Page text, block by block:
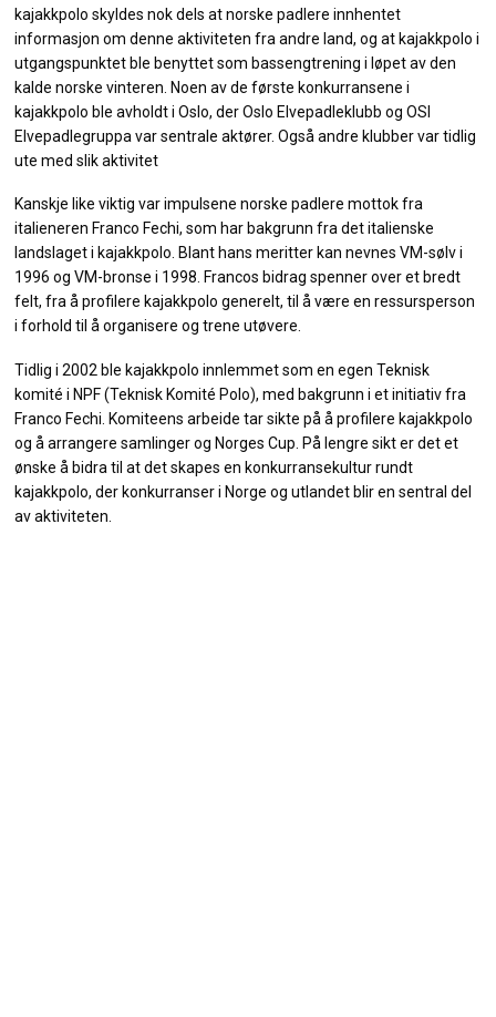
kajakkpolo skyldes nok dels at norske padlere innhentet
informasjon om denne aktiviteten fra andre land, og at kajakkpolo i
utgangspunktet ble benyttet som bassengtrening i løpet av den
kalde norske vinteren. Noen av de første konkurransene i
kajakkpolo ble avholdt i Oslo, der Oslo Elvepadleklubb og OSI
Elvepadlegruppa var sentrale aktører. Også andre klubber var tidlig
ute med slik aktivitet
Kanskje like viktig var impulsene norske padlere mottok fra
italieneren Franco Fechi, som har bakgrunn fra det italienske
landslaget i kajakkpolo. Blant hans meritter kan nevnes VM-sølv i
1996 og VM-bronse i 1998. Francos bidrag spenner over et bredt
felt, fra å profilere kajakkpolo generelt, til å være en ressursperson
i forhold til å organisere og trene utøvere.
Tidlig i 2002 ble kajakkpolo innlemmet som en egen Teknisk
komité i NPF (Teknisk Komité Polo), med bakgrunn i et initiativ fra
Franco Fechi. Komiteens arbeide tar sikte på å profilere kajakkpolo
og å arrangere samlinger og Norges Cup. På lengre sikt er det et
ønske å bidra til at det skapes en konkurransekultur rundt
kajakkpolo, der konkurranser i Norge og utlandet blir en sentral del
av aktiviteten.